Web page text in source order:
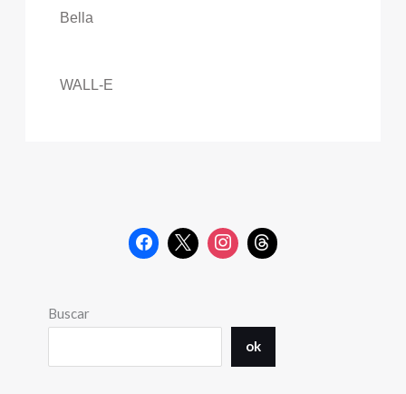
Bella
WALL-E
Buscar
ok